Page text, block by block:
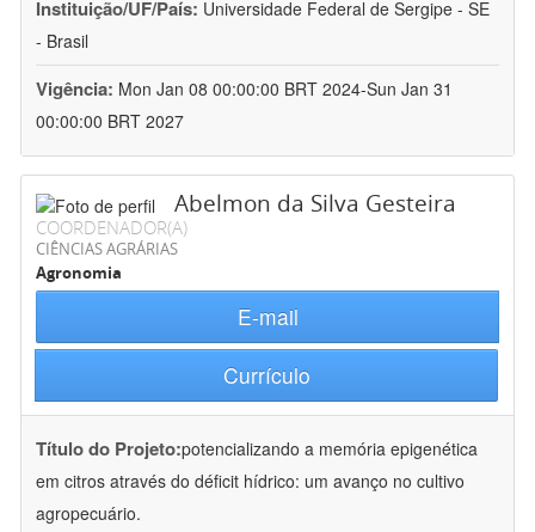
Instituição/UF/País: Universidade Federal de Sergipe - SE
- Brasil
Vigência: Mon Jan 08 00:00:00 BRT 2024-Sun Jan 31
00:00:00 BRT 2027
Abelmon da Silva Gesteira
COORDENADOR(A)
CIÊNCIAS AGRÁRIAS
Agronomia
E-mail
Currículo
Título do Projeto:potencializando a memória epigenética
em citros através do déficit hídrico: um avanço no cultivo
agropecuário.